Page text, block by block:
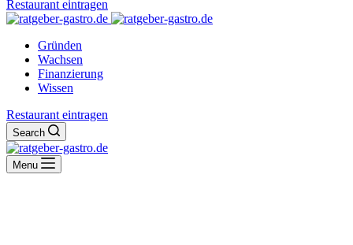
Restaurant eintragen
Gründen
Wachsen
Finanzierung
Wissen
Restaurant eintragen
Search
Menu